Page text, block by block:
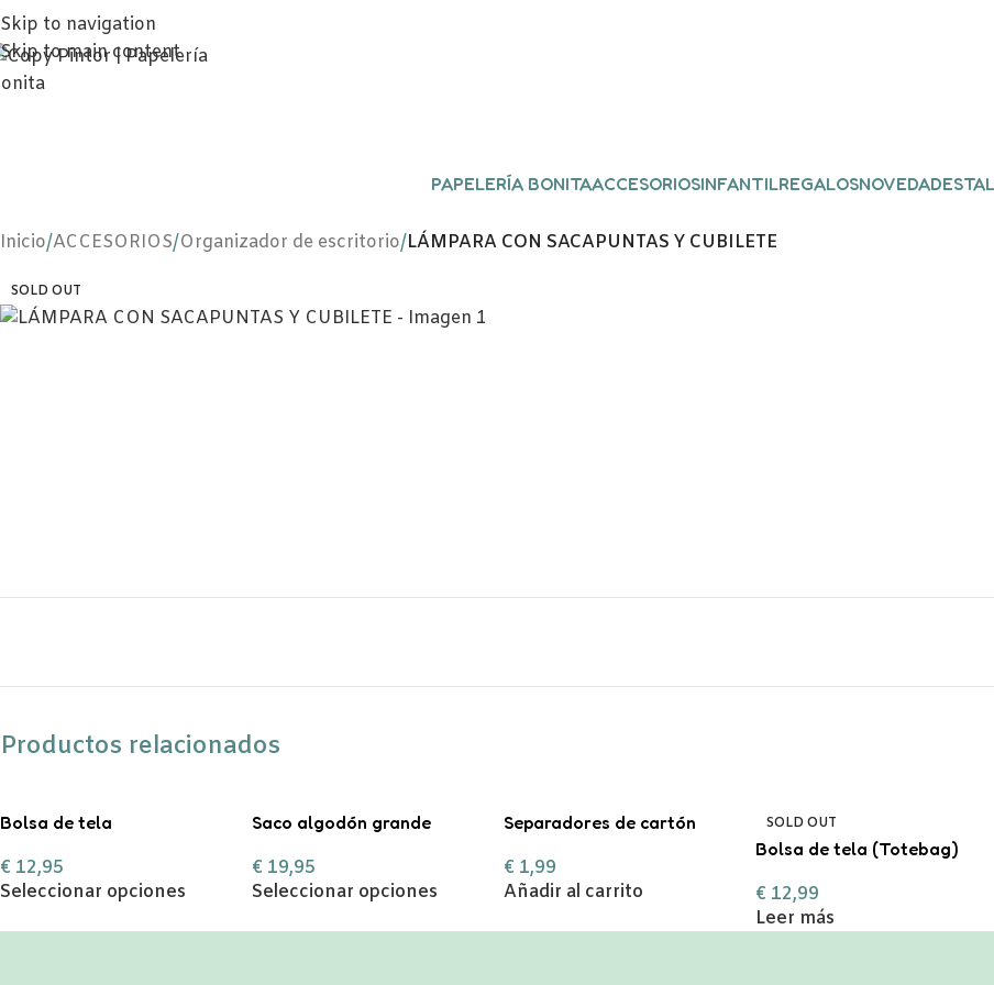
Skip to navigation
Skip to main content
PAPELERÍA BONITAACCESORIOSINFANTILREGALOSNOVEDADES
Inicio/ACCESORIOS/Organizador de escritorio/LÁMPARA CON SACAPUNTAS Y CUBILETE
SOLD OUT
Productos relacionados
Bolsa de tela
€ 12,95
Seleccionar opciones
Saco algodón grande
Magos”
€ 19,95
Seleccionar opciones
Separadores de cartón
pastel.
€ 1,99
Añadir al carrito
SOLD OUT
Bolsa de tela (Totebag)
€ 12,99
Leer más